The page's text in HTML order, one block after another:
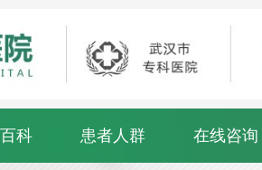
科 患者人群 在线咨询